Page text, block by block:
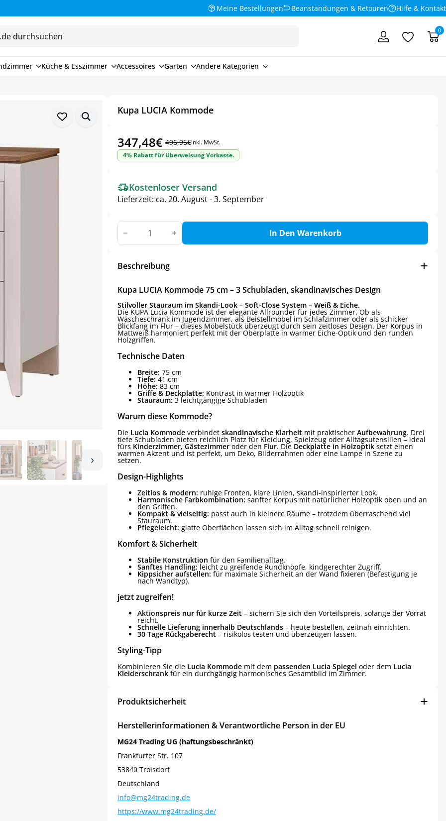
Meine Bestellungen Beanstandungen & Retouren Hilfe & Kontakt
0
Küche & Esszimmer Accessoires Garten Andere Kategorien
›
Kupa LUCIA Kommode
496,95€
Ursprünglicher
Preis
496,95€
347,48€
Aktueller
Preis
347,48€.
inkl. MwSt.
4% Rabatt für Überweisung Vorkasse.
Kostenloser Versand
Lieferzeit: ca. 20. August - 3. September
Kupa
LUCIA
Kommode
In Den Warenkorb
Beschreibung
Kupa LUCIA Kommode 75 cm – 3 Schubladen, skandinavisches Design
Stilvoller Stauraum im Skandi-Look – Soft-Close System – Weiß & Eiche.
Die KUPA Lucia Kommode ist der elegante Allrounder für jedes Zimmer. Ob als
Wäscheschrank im Jugendzimmer, als Beistellmöbel im Schlafzimmer oder als schicker
Blickfang im Flur – dieses Möbelstück überzeugt durch sein zeitloses Design. Der Korpus in
Mattweiß harmoniert perfekt mit der Oberplatte in warmer Eiche-Optik und den runden
Holzgriffen.
Technische Daten
Breite: 75 cm
Tiefe: 41 cm
Höhe: 83 cm
Griffe & Deckplatte: Kontrast in warmer Holzoptik
Stauraum: 3 leichtgängige Schubladen
Warum diese Kommode?
Die Lucia Kommode verbindet skandinavische Klarheit mit praktischer Aufbewahrung. Drei
tiefe Schubladen bieten reichlich Platz für Kleidung, Spielzeug oder Alltagsutensilien – ideal
fürs Kinderzimmer, Gästezimmer oder den Flur. Die Deckplatte in Holzoptik setzt einen
warmen Akzent und ist perfekt, um Deko, Bilderrahmen oder eine Lampe in Szene zu
setzen.
Design-Highlights
Zeitlos & modern: ruhige Fronten, klare Linien, skandi-inspirierter Look.
Harmonische Farbkombination: sanfter Korpus mit natürlicher Holzoptik oben und an
den Griffen.
Kompakt & vielseitig: passt auch in kleinere Räume – trotzdem überraschend viel
Stauraum.
Pflegeleicht: glatte Oberflächen lassen sich im Alltag schnell reinigen.
Komfort & Sicherheit
Stabile Konstruktion für den Familienalltag.
Sanftes Handling: leicht zu greifende Rundknöpfe, kindgerechter Zugriff.
Kippsicher aufstellen: für maximale Sicherheit an der Wand fixieren (Befestigung je
nach Wandtyp).
jetzt zugreifen!
Aktionspreis nur für kurze Zeit – sichern Sie sich den Vorteilspreis, solange der Vorrat
reicht.
Schnelle Lieferung innerhalb Deutschlands – heute bestellen, zeitnah einrichten.
30 Tage Rückgaberecht – risikolos testen und überzeugen lassen.
Styling-Tipp
Kombinieren Sie die Lucia Kommode mit dem passenden Lucia Spiegel oder dem Lucia
Kleiderschrank für ein durchgängig harmonisches Gesamtbild im Zimmer.
Produktsicherheit
Herstellerinformationen & Verantwortliche Person in der EU
MG24 Trading UG (haftungsbeschränkt)
Frankfurter Str. 107
53840 Troisdorf
Deutschland
info@mg24trading.de
https://www.mg24trading.de/